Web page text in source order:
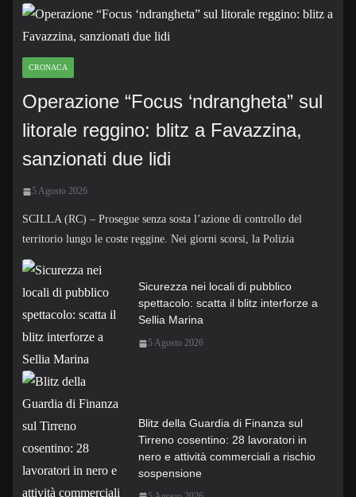
CRONACA
Operazione “Focus ‘ndrangheta” sul
litorale reggino: blitz a Favazzina,
sanzionati due lidi
5 Agosto 2026
SCILLA (RC) – Prosegue senza sosta l’azione di controllo del
territorio lungo le coste reggine. Nei giorni scorsi, la Polizia
Sicurezza nei locali di pubblico
spettacolo: scatta il blitz interforze a
Sellia Marina
5 Agosto 2026
Blitz della Guardia di Finanza sul
Tirreno cosentino: 28 lavoratori in
nero e attività commerciali a rischio
sospensione